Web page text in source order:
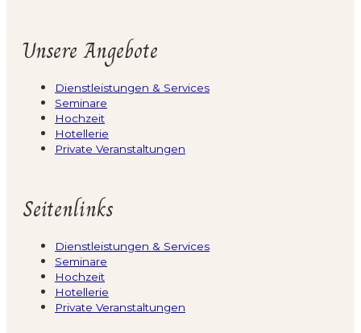
Unsere Angebote
Dienstleistungen & Services
Seminare
Hochzeit
Hotellerie
Private Veranstaltungen
Seitenlinks
Dienstleistungen & Services
Seminare
Hochzeit
Hotellerie
Private Veranstaltungen